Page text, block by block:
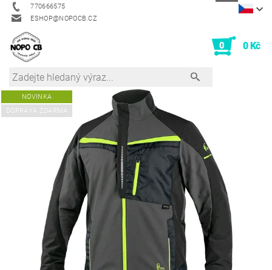
770666575
ESHOP@NOPOCB.CZ
0 0 Kč
NOVINKA
DOPRAVA ZDARMA